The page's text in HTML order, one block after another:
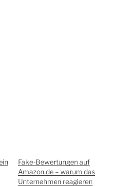
Fake-Bewertungen auf
Amazon.de – warum das
Unternehmen reagieren